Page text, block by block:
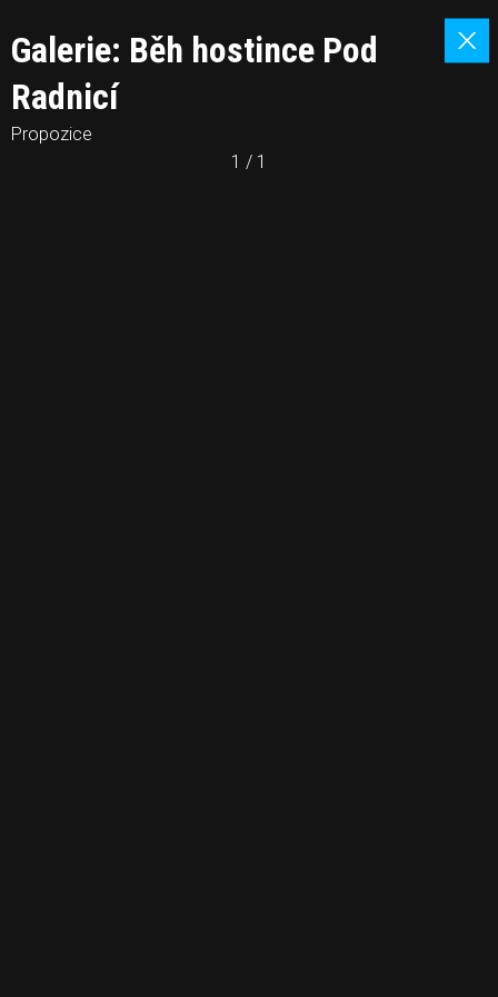
Galerie: Běh hostince Pod
Radnicí
Propozice
1 / 1